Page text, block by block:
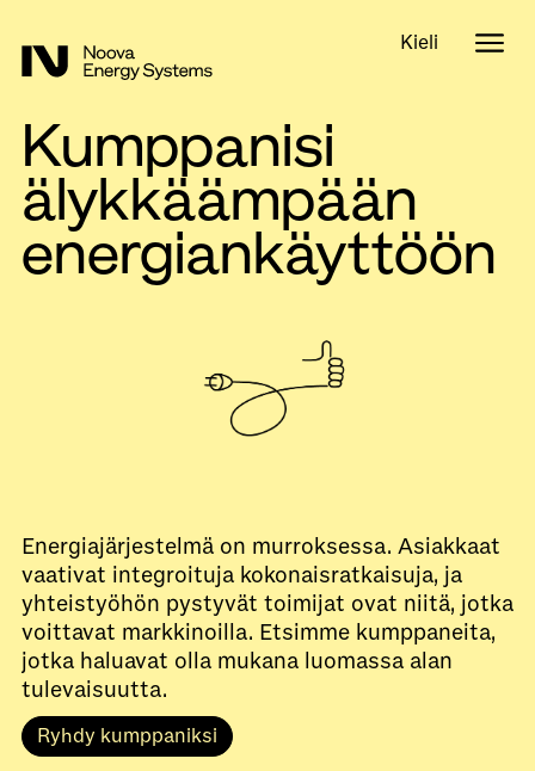
Kumppanisi
älykkäämpään
energiankäyttöön
Energiajärjestelmä on murroksessa. Asiakkaat
vaativat integroituja kokonaisratkaisuja, ja
yhteistyöhön pystyvät toimijat ovat niitä, jotka
voittavat markkinoilla. Etsimme kumppaneita,
jotka haluavat olla mukana luomassa alan
tulevaisuutta.
Ryhdy kumppaniksi
Kieli